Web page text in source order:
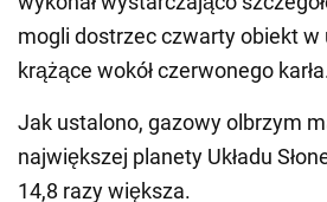
mogli dostrzec czwarty obiekt w
krążące wokół czerwonego
Jak ustalono, gazowy olbrzym
największej planety Układu
14,8 razy większa.